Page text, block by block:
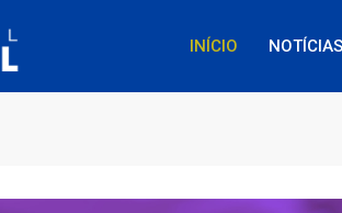
INÍCIO NOTÍCIAS